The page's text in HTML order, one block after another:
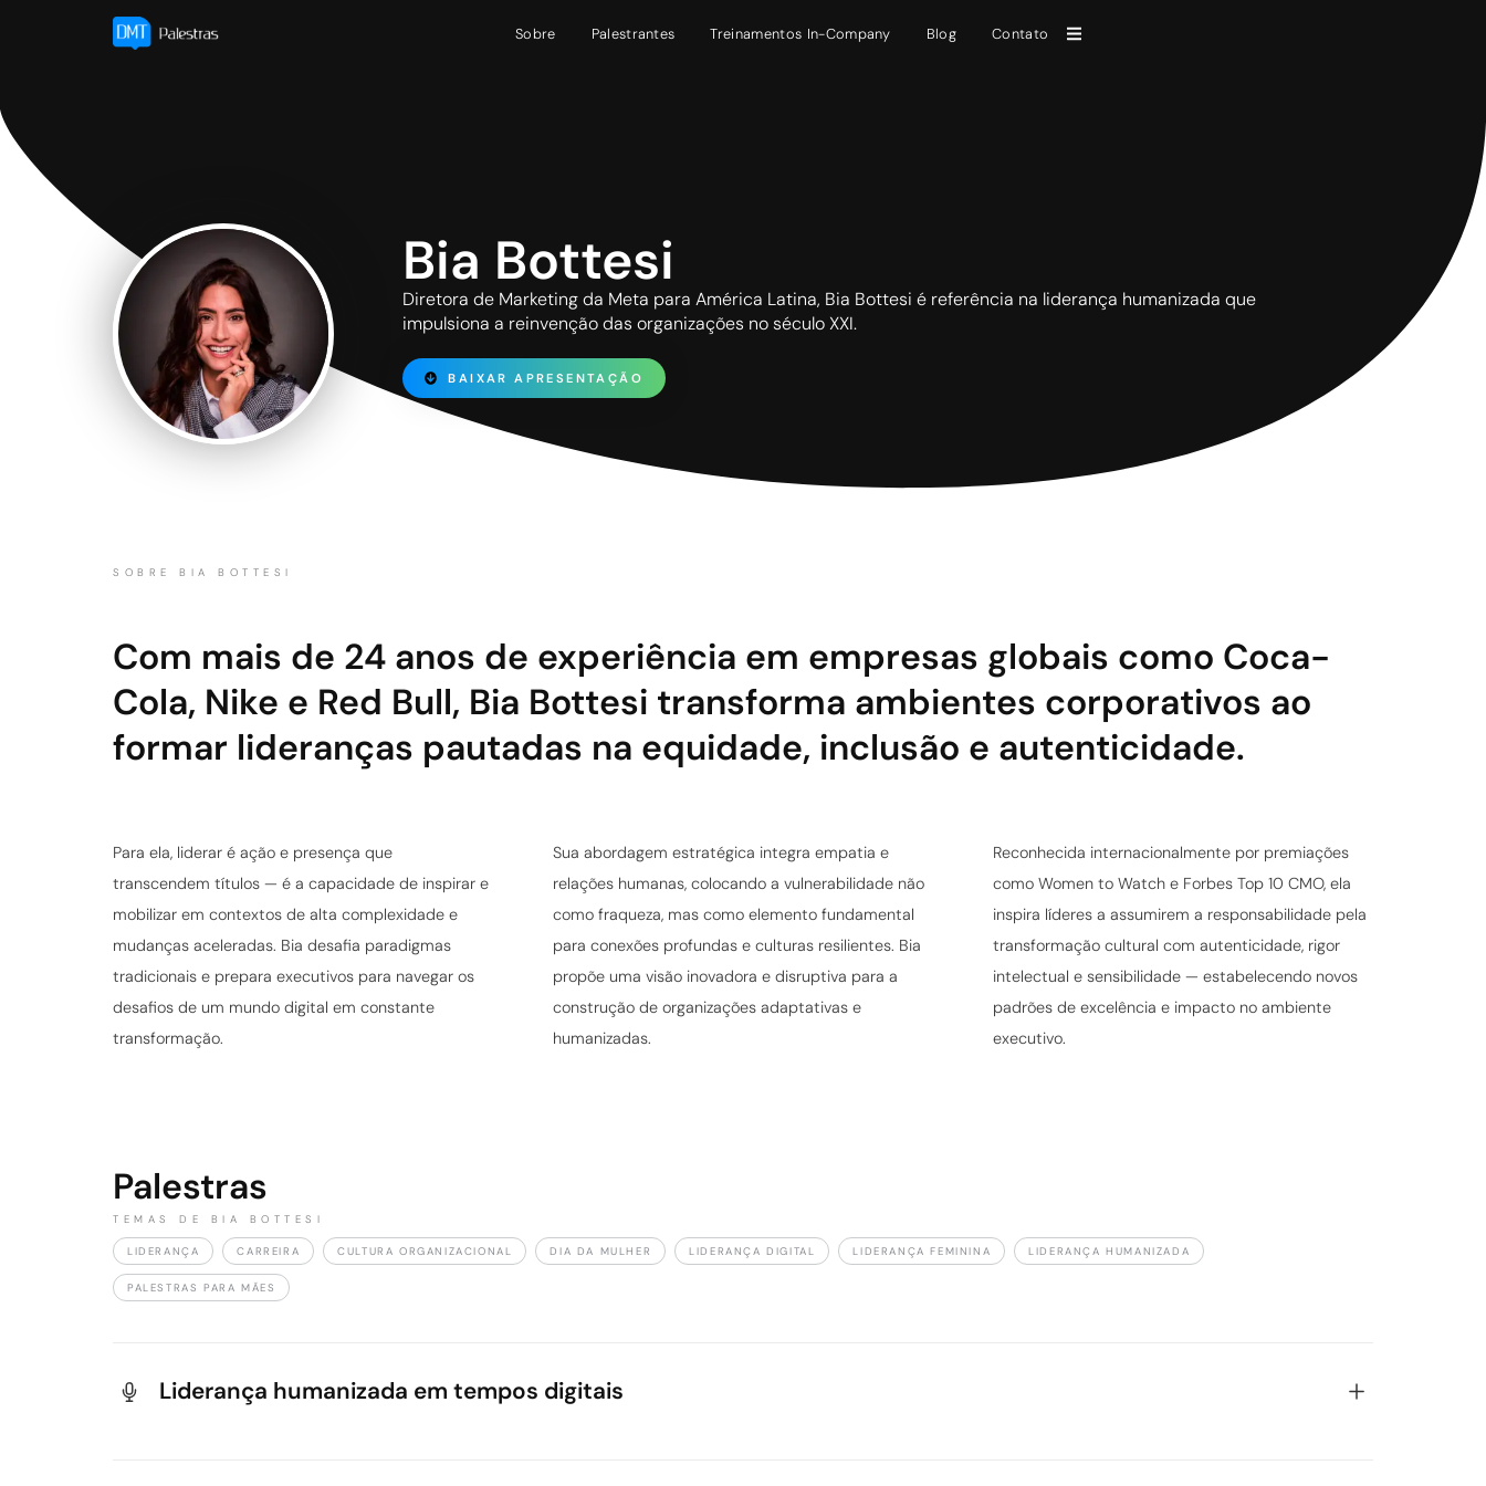
Sobre Palestrantes Treinamentos In-Company Blog Contato
Bia Bottesi
Diretora de Marketing da Meta para América Latina, Bia Bottesi é referência na liderança humanizada que
impulsiona a reinvenção das organizações no século XXI.
BAIXAR APRESENTAÇÃO
SOBRE BIA BOTTESI
Com mais de 24 anos de experiência em empresas globais como Coca-
Cola, Nike e Red Bull, Bia Bottesi transforma ambientes corporativos ao
formar lideranças pautadas na equidade, inclusão e autenticidade.
Para ela, liderar é ação e presença que
transcendem títulos — é a capacidade de inspirar e
mobilizar em contextos de alta complexidade e
mudanças aceleradas. Bia desafia paradigmas
tradicionais e prepara executivos para navegar os
desafios de um mundo digital em constante
transformação.
Sua abordagem estratégica integra empatia e
relações humanas, colocando a vulnerabilidade não
como fraqueza, mas como elemento fundamental
para conexões profundas e culturas resilientes. Bia
propõe uma visão inovadora e disruptiva para a
construção de organizações adaptativas e
humanizadas.
Reconhecida internacionalmente por premiações
como Women to Watch e Forbes Top 10 CMO, ela
inspira líderes a assumirem a responsabilidade pela
transformação cultural com autenticidade, rigor
intelectual e sensibilidade — estabelecendo novos
padrões de excelência e impacto no ambiente
executivo.
Palestras
TEMAS DE BIA BOTTESI
LIDERANÇA CARREIRA CULTURA ORGANIZACIONAL DIA DA MULHER LIDERANÇA DIGITAL LIDERANÇA FEMININA LIDERANÇA HUMANIZADA
PALESTRAS PARA MÃES
Liderança humanizada em tempos digitais